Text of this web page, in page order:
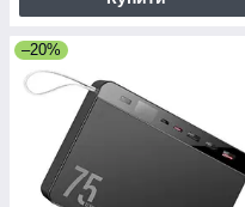
–20%